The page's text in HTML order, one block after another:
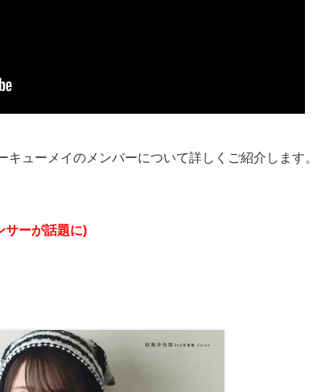
ューメイのメンバーについて詳しくご紹介します。
サーが話題に)